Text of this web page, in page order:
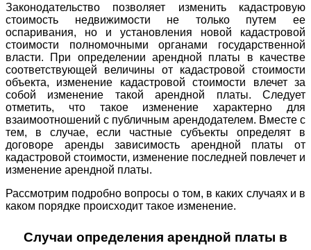
Законодательство позволяет изменить кадастровую
стоимость недвижимости не только путем ее
оспаривания, но и установления новой кадастровой
стоимости полномочными органами государственной
власти. При определении арендной платы в качестве
соответствующей величины от кадастровой стоимости
объекта, изменение кадастровой стоимости влечет за
собой изменение такой арендной платы. Следует
отметить, что такое изменение характерно для
взаимоотношений с публичным арендодателем. Вместе с
тем, в случае, если частные субъекты определят в
договоре аренды зависимость арендной платы от
кадастровой стоимости, изменение последней повлечет и
изменение арендной платы.
Рассмотрим подробно вопросы о том, в каких случаях и в
каком порядке происходит такое изменение.
Случаи определения арендной платы в